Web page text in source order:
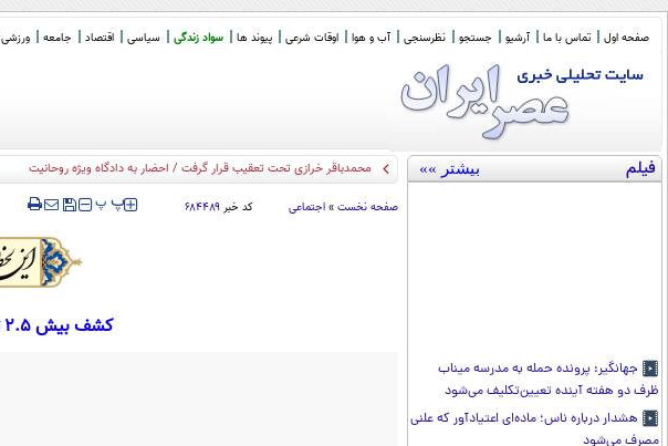
صفحه اول تماس با ما آرشیو جستجو نظرسنجی آب و هوا اوقات شرعی پیوند ها سواد زندگی سیاسی اقتصاد جامعه ورزشی
فیلم بیشتر »»
جهانگیر: پرونده حمله به مدرسه میناب
ظرف دو هفته آینده تعیین‌تکلیف می‌شود
هشدار درباره ناس؛ ماده‌ای اعتیادآور که علنی
مصرف می‌شود
محمدباقر خرازی تحت تعقیب قرار گرفت / احضار به دادگاه ویژه روحانیت
صفحه نخست » اجتماعی کد خبر۶۸۴۴۸۹ ‍‍‍ پ پ
کشف بیش 2.5 تن مرغ قاچاق در ایوان